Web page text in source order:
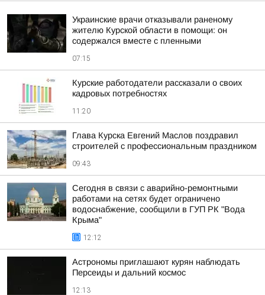
Украинские врачи отказывали раненому
жителю Курской области в помощи: он
содержался вместе с пленными
07:15
Курские работодатели рассказали о своих
кадровых потребностях
11:20
Глава Курска Евгений Маслов поздравил
строителей с профессиональным праздником
09:43
Сегодня в связи с аварийно-ремонтными
работами на сетях будет ограничено
водоснабжение, сообщили в ГУП РК "Вода
Крыма"
12:12
Астрономы приглашают курян наблюдать
Персеиды и дальний космос
12:13